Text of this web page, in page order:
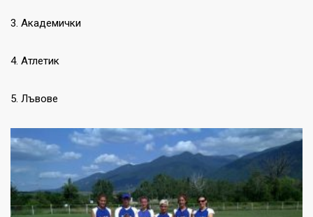
3. Академички
4. Атлетик
5. Лъвове